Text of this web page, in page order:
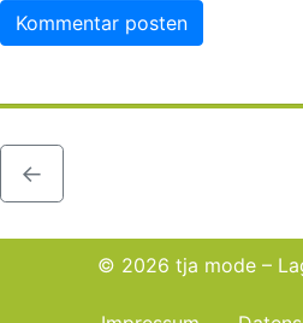
←
© 2026 tja mode –